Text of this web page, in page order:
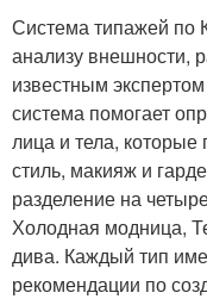
Система типажей по
анализу внешности,
известным
система помогает
лица и тела,
стиль, макияж и
разделение на
Холодная модница,
дива. Каждый тип
рекомендации по